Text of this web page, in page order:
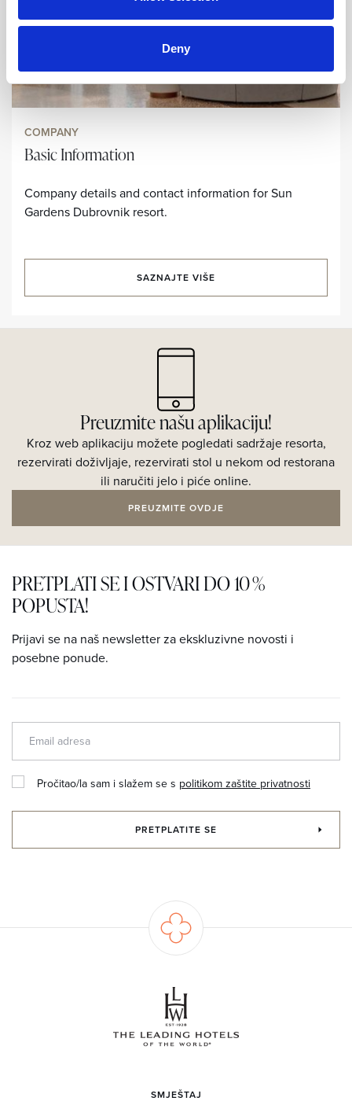
Deny
COMPANY
Basic Information
Company details and contact information for Sun
Gardens Dubrovnik resort.
SAZNAJTE VIŠE
Preuzmite našu aplikaciju!
Kroz web aplikaciju možete pogledati sadržaje resorta,
rezervirati doživljaje, rezervirati stol u nekom od restorana
ili naručiti jelo i piće online.
PREUZMITE OVDJE
PRETPLATI SE I OSTVARI DO 10 %
POPUSTA!
Prijavi se na naš newsletter za ekskluzivne novosti i
posebne ponude.
Pročitao/la sam i slažem se s politikom zaštite privatnosti
PRETPLATITE SE
SMJEŠTAJ